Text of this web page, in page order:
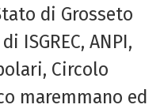
di Grosseto
ISGREC, ANPI,
Circolo
maremmano ed